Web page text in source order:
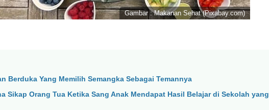
Gambar : Makanan Sehat (Pixabay.com)
Berduka Yang Memilih Semangka Sebagai Temannya
Sikap Orang Tua Ketika Sang Anak Mendapat Hasil Belajar di Sekolah yang